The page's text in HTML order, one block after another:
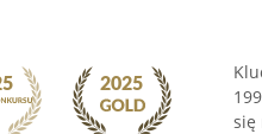
się